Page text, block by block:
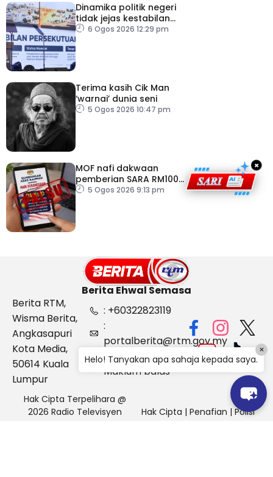
Dinamika politik negeri
tidak jejas kestabilan
Kerajaan Perpaduan
6 Ogos 2026 12:29 pm
Terima kasih Cik Man
‘warnai’ dunia seni
5 Ogos 2026 10:47 pm
MOF nafi dakwaan
pemberian SARA RM100
sempena Hari
5 Ogos 2026 9:13 pm
×
Berita Ehwal Semasa
Berita RTM,
Wisma Berita,
Angkasapuri
Kota Media,
50614 Kuala
Lumpur
: +60322823119
:
portalberita@rtm.gov.my
: Aduan &
Maklum balas
Hak Cipta Terpelihara @
2026 Radio Televisyen
Hak Cipta | Penafian | Polisi
Helo! Tanyakan apa sahaja kepada saya.
×